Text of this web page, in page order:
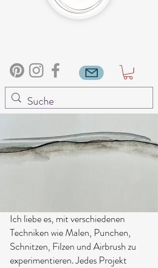
Ich liebe es, mit verschiedenen
Techniken wie Malen, Punchen,
Schnitzen, Filzen und Airbrush zu
experimentieren. Jedes Projekt